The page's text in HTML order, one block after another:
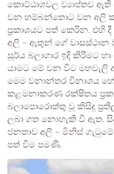
කොට්ඨාශවල ව්‍යාප්තව ඇති
වන හම්බන්තොට වන අලි
ප්‍රකාශයට පත් කෙරින. එහි
අලි – ඇතුන් ගේ
සූර්ය බලාගාර ඉදි කිරීමට
යාමට මේ වන විට මහවැලි
මෙම වනාන්තර විනාශය
කළමනාකරණ රක්ෂිතය
බලාපොරොත්තු වූ කිසිදු
ලබා ගත නොහැකි වී ඇත.
ජනතාව අලි – මිනිස්
පත් වීම පමණි.